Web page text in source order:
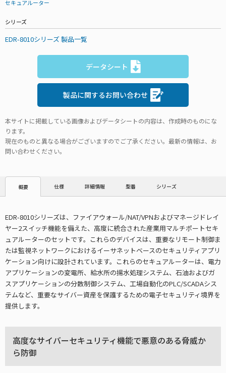
セキュアルーター
シリーズ
EDR-8010シリーズ 製品一覧
データシート
製品に関するお問い合わせ
本サイトに掲載している画像およびデータシートの内容は、作成時のものにな
ります。
現在のものと異なる場合がございますのでご了承ください。最新の情報は、お
問い合わせください。
概要 仕様 詳細情報 型番 シリーズ
EDR-8010シリーズは、ファイアウォール/NAT/VPNおよびマネージドレイ
ヤー2スイッチ機能を備えた、高度に統合された産業用マルチポートセキ
ュアルーターのセットです。これらのデバイスは、重要なリモート制御ま
たは監視ネットワークにおけるイーサネットベースのセキュリティアプリ
ケーション向けに設計されています。これらのセキュアルーターは、電力
アプリケーションの変電所、給水所の揚水処理システム、石油およびガ
スアプリケーションの分散制御システム、工場自動化のPLC/SCADAシス
テムなど、重要なサイバー資産を保護するための電子セキュリティ境界を
提供します。
高度なサイバーセキュリティ機能で悪意のある脅威か
ら防御